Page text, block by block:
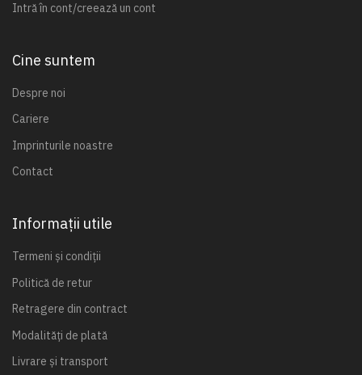
Intră în cont/creează un cont
Cine suntem
Despre noi
Cariere
Imprinturile noastre
Contact
Informații utile
Termeni și condiții
Politică de retur
Retragere din contract
Modalități de plată
Livrare și transport